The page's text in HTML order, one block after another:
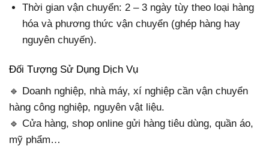
Thời gian vận chuyển: 2 – 3 ngày tùy theo loại hàng
hóa và phương thức vận chuyển (ghép hàng hay
nguyên chuyến).
Đối Tượng Sử Dụng Dịch Vụ
🔹 Doanh nghiệp, nhà máy, xí nghiệp cần vận chuyển
hàng công nghiệp, nguyên vật liệu.
🔹 Cửa hàng, shop online gửi hàng tiêu dùng, quần áo,
mỹ phẩm…